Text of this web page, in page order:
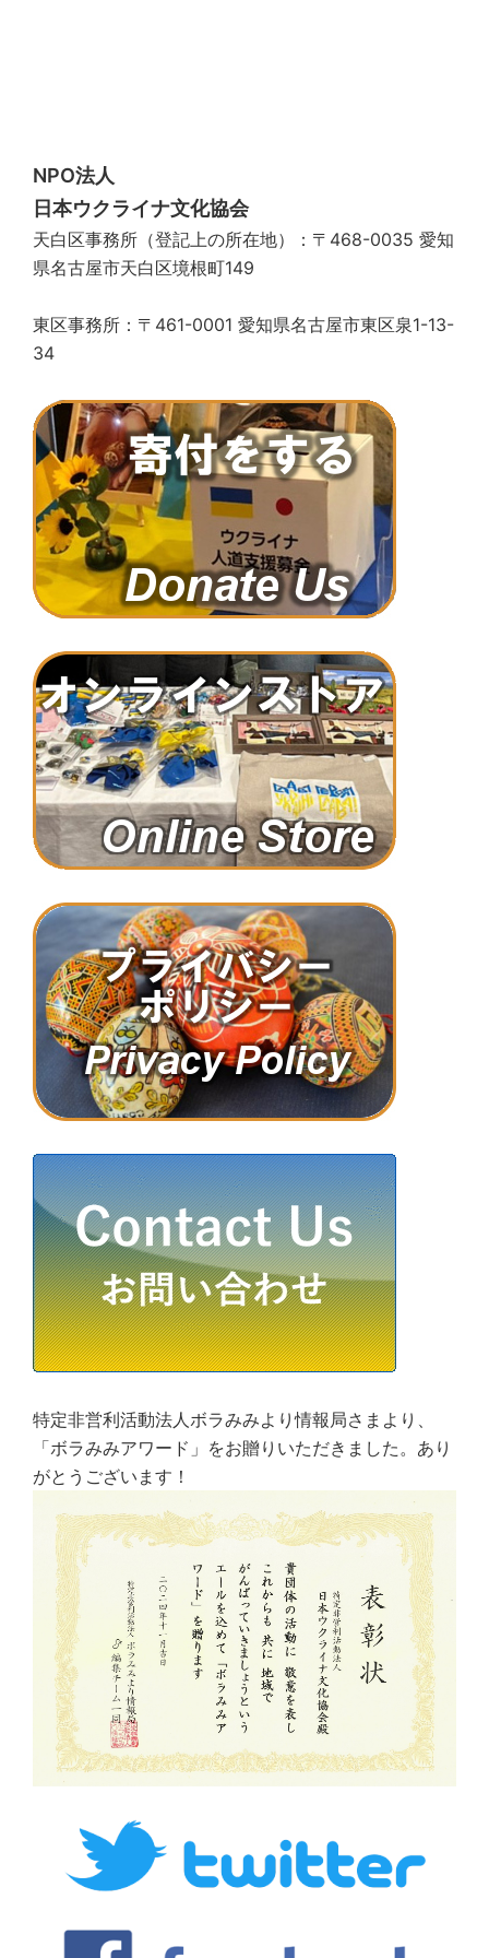
NPO法人
日本ウクライナ文化協会
天白区事務所（登記上の所在地）：〒468-0035 愛知
県名古屋市天白区境根町149
東区事務所：〒461-0001 愛知県名古屋市東区泉1-13-
34
特定非営利活動法人ボラみみより情報局さまより、
「ボラみみアワード」をお贈りいただきました。あり
がとうございます！